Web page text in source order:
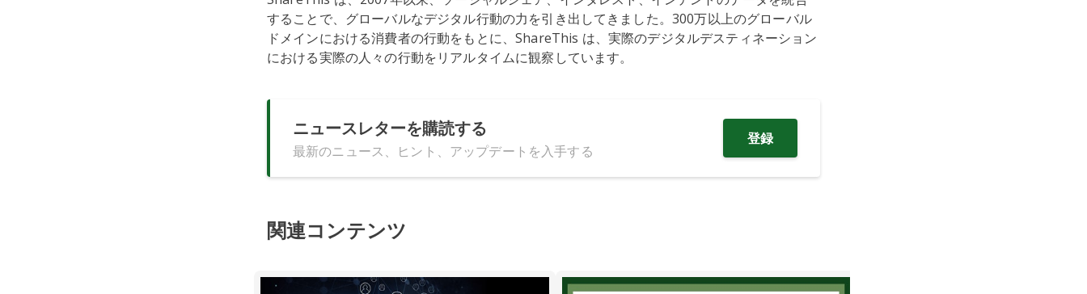
することで、グローバルなデジタル行動の力を引き出してきました。300万以上のグローバル
ドメインにおける消費者の行動をもとに、ShareThis は、実際のデジタルデスティネーション
における実際の人々の行動をリアルタイムに観察しています。
ニュースレターを購読する
最新のニュース、ヒント、アップデートを入手する
登録
関連コンテンツ